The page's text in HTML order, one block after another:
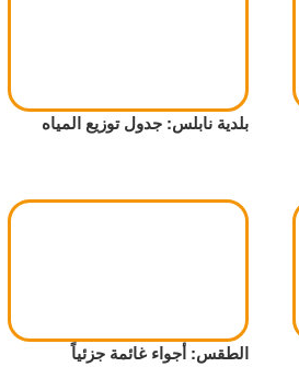
بلدية نابلس: جدول توزيع المياه
الطقس: أجواء غائمة جزئياً